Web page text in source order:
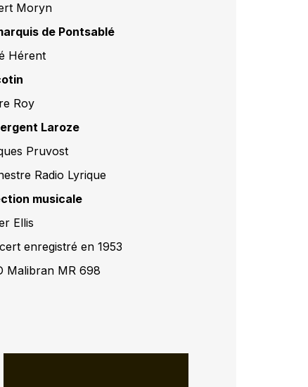
Moryn
de Pontsablé
Hérent
Roy
Laroze
Pruvost
Radio Lyrique
musicale
Ellis
enregistré en 1953
Malibran MR 698